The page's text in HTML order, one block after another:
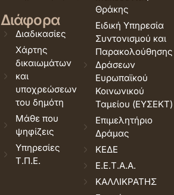
Διάφορα
Διαδικασίες
Χάρτης
δικαιωμάτων
και
υποχρεώσεων
του δημότη
Μάθε που
ψηφίζεις
Υπηρεσίες
Τ.Π.Ε.
Θράκης
Ειδική Υπηρεσία
Συντονισμού και
Παρακολούθησης
Δράσεων
Ευρωπαϊκού
Κοινωνικού
Ταμείου (ΕΥΣΕΚΤ)
Επιμελητήριο
Δράμας
ΚΕΔΕ
Ε.Ε.Τ.Α.Α.
ΚΑΛΛΙΚΡΑΤΗΣ